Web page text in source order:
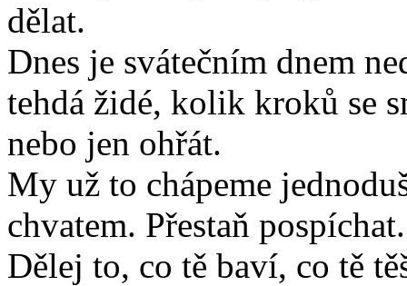
dělat.
Dnes je svátečním dnem
tehdá židé, kolik kroků se
nebo jen ohřát.
My už to chápeme
chvatem. Přestaň
Dělej to, co tě baví, co tě